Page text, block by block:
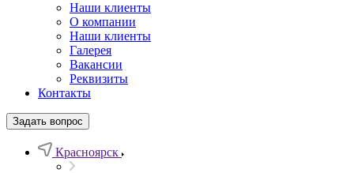
Наши клиенты
О компании
Наши клиенты
Галерея
Вакансии
Реквизиты
Контакты
Задать вопрос
Красноярск